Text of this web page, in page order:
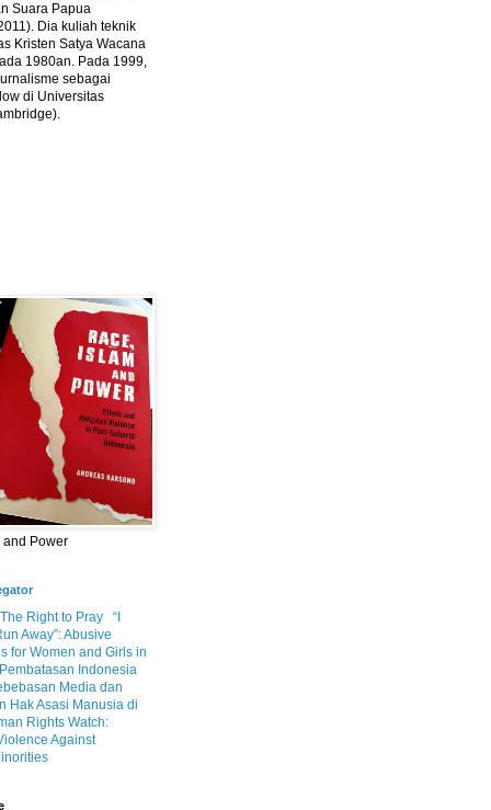
Suara Papua
Dia kuliah teknik
Kristen Satya Wacana
1980an. Pada 1999,
sebagai
di Universitas
and Power
Right to Pray
“I
Away”: Abusive
for Women and Girls in
Pembatasan Indonesia
Media dan
Hak Asasi Manusia di
Rights Watch:
Against